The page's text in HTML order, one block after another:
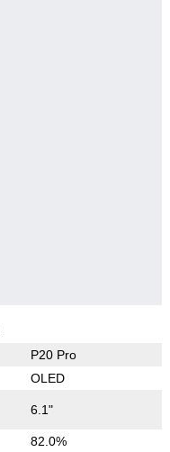
P20 Pro
OLED
6.1"
82.0%